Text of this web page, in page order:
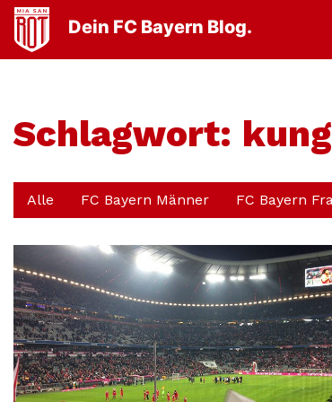
Dein FC Bayern Blog.
Schlagwort:
Alle FC Bayern Männer FC Bayern